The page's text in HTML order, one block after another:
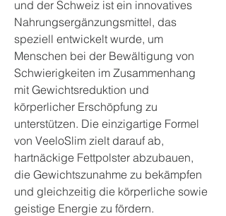
und der Schweiz ist ein innovatives
Nahrungsergänzungsmittel, das
speziell entwickelt wurde, um
Menschen bei der Bewältigung von
Schwierigkeiten im Zusammenhang
mit Gewichtsreduktion und
körperlicher Erschöpfung zu
unterstützen. Die einzigartige Formel
von VeeloSlim zielt darauf ab,
hartnäckige Fettpolster abzubauen,
die Gewichtszunahme zu bekämpfen
und gleichzeitig die körperliche sowie
geistige Energie zu fördern.